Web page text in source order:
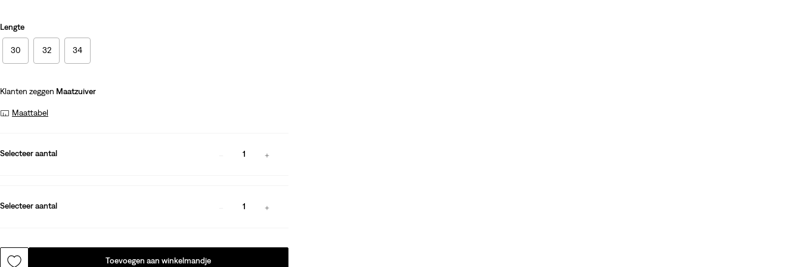
Lengte
30 32 34
Klanten zeggen Maatzuiver
Maattabel
Selecteer aantal 1
Selecteer aantal 1
Toevoegen aan winkelmandje